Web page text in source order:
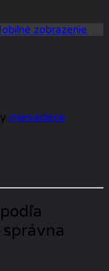
zobrazenie
miesaciece